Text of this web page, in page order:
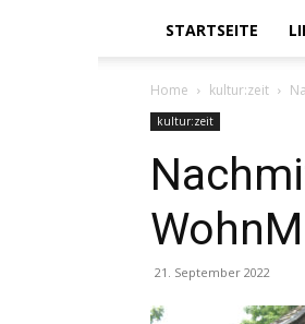
STARTSEITE
Home kultur:zeit
kultur:zeit
21. September 2022